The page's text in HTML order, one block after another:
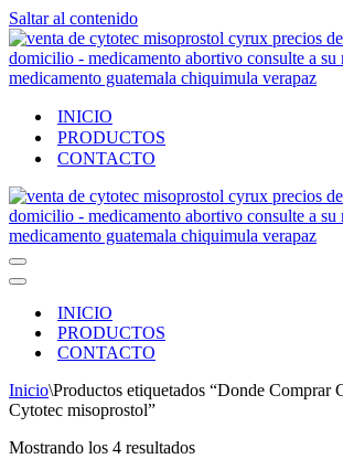
Saltar al contenido
INICIO
PRODUCTOS
CONTACTO
Menú
de
Menú
navegación
INICIO
PRODUCTOS
CONTACTO
Inicio\Productos etiquetados “Donde Comprar
Cytotec misoprostol”
Mostrando los 4 resultadosOrdenado